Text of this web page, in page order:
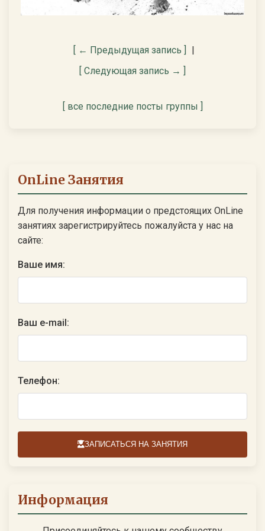
[ ← Предыдущая запись ]
|
[ Следующая запись → ]
[ все последние посты группы ]
OnLine Занятия
Для получения информации о предстоящих OnLine
занятиях зарегистрируйтесь пожалуйста у нас на
сайте:
Ваше имя:
Ваш e-mail:
Телефон:
ЗАПИСАТЬСЯ НА ЗАНЯТИЯ
Информация